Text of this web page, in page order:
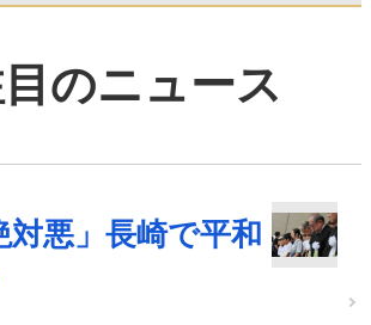
のニュース
対悪」長崎で平和